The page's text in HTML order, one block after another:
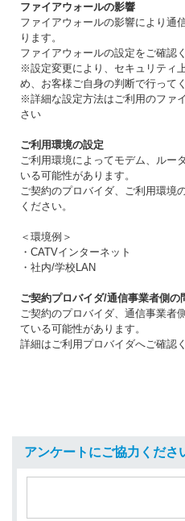
ファイアウォールの影響
ファイアウォールの影響により通
ります。
ファイアウォールの設定をご確認
※設定変更により、セキュリティ
め、お客様ご自身の判断で行って
※詳細な設定方法はご利用のファ
さい
ご利用環境の設定
ご利用環境によってモデム、ルー
いる可能性があります。
ご契約のプロバイダ、ご利用環境
ください。
＜環境例＞
・CATVインターネット
・社内/学校LAN
ご契約プロバイダ/通信事業者側の
ご契約のプロバイダ、通信事業者
ている可能性があります。
詳細はご利用プロバイダへご確認
アンケートにご協力くださ